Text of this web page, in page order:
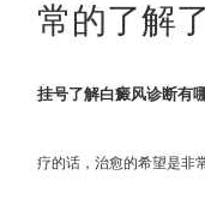
常的了解
挂号了解白癜风诊断有
疗的话，治愈的希望是非